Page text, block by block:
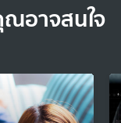
อาจสนใจ